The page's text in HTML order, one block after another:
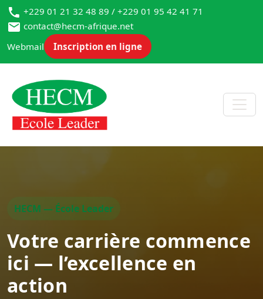
+229 01 21 32 48 89 / +229 01 95 42 41 71
contact@hecm-afrique.net
Webmail
Inscription en ligne
HECM — École Leader
Votre carrière commence
ici — l’excellence en
action